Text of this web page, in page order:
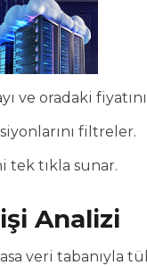
ve oradaki
filtreler.
tek tıkla sunar.
Analizi
veri tabanıyla